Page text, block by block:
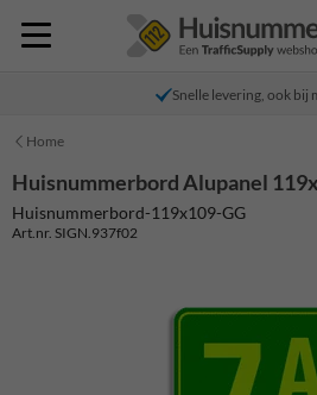
Snelle levering, ook bij
Home
Huisnummerbord Alupanel
Huisnummerbord-119x109-GG
Art.nr. SIGN.937f02